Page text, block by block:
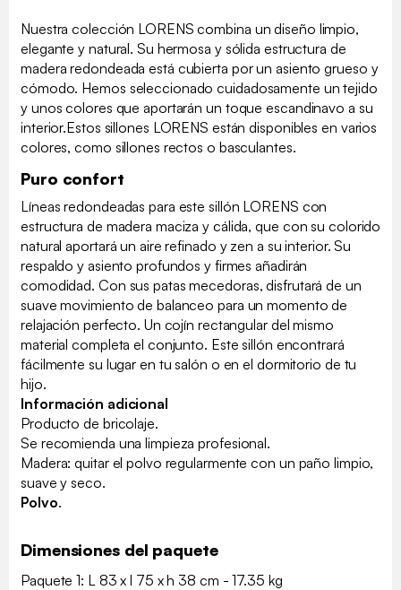
Nuestra colección LORENS combina un diseño limpio,
elegante y natural. Su hermosa y sólida estructura de
madera redondeada está cubierta por un asiento grueso y
cómodo. Hemos seleccionado cuidadosamente un tejido
y unos colores que aportarán un toque escandinavo a su
interior.Estos sillones LORENS están disponibles en varios
colores, como sillones rectos o basculantes.
Puro confort
Líneas redondeadas para este sillón LORENS con
estructura de madera maciza y cálida, que con su colorido
natural aportará un aire refinado y zen a su interior. Su
respaldo y asiento profundos y firmes añadirán
comodidad. Con sus patas mecedoras, disfrutará de un
suave movimiento de balanceo para un momento de
relajación perfecto. Un cojín rectangular del mismo
material completa el conjunto. Este sillón encontrará
fácilmente su lugar en tu salón o en el dormitorio de tu
hijo.
Información adicional
Producto de bricolaje.
Se recomienda una limpieza profesional.
Madera: quitar el polvo regularmente con un paño limpio,
suave y seco.
Polvo.
Dimensiones del paquete
Paquete 1: L 83 x l 75 x h 38 cm - 17.35 kg